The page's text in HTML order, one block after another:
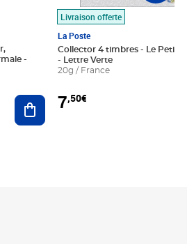
Ajouter au panier
Livraison offerte
La Poste
Collector 4 timbres - Le Petit
- Lettre Verte
20g / France
7,50€